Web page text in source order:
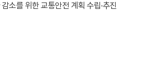
소를 위한 교통안전 계획 수립·추진